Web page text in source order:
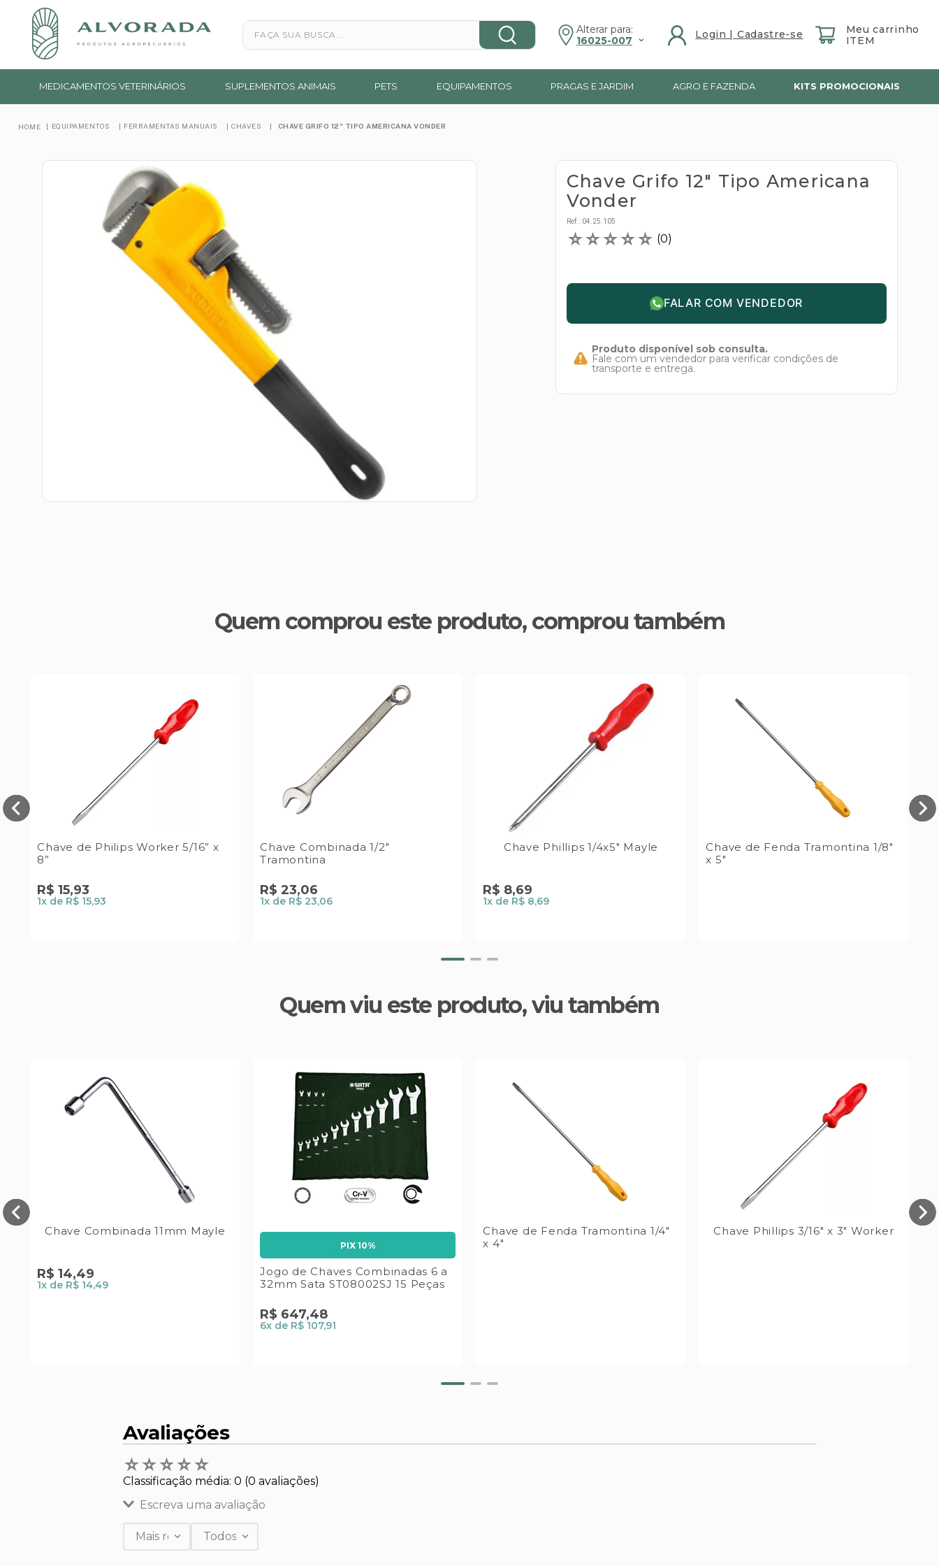
Faça sua busca...
Alterar para:
16025-007
MEDICAMENTOS VETERINÁRIOS SUPLEMENTOS ANIMAIS PETS EQUIPAMENTOS PRAGAS E JARDIM AGRO E FAZENDA KITS PROMOCIONAIS
EQUIPAMENTOS FERRAMENTAS MANUAIS CHAVES CHAVE GRIFO 12" TIPO AMERICANA VONDER
Chave Grifo 12" Tipo Americana
Vonder
Ref: : 04.25.105
☆☆☆☆☆ (0)
FALAR COM VENDEDOR
Produto disponível sob consulta.
Fale com um vendedor para verificar condições de
transporte e entrega.
Quem comprou este produto, comprou também
Chave de Philips Worker 5/16” x
8”
R$ 15,93
1x de R$ 15,93
Chave Combinada 1/2"
Tramontina
R$ 23,06
1x de R$ 23,06
Chave Phillips 1/4x5" Mayle
R$ 8,69
1x de R$ 8,69
Chave de Fenda Tramontina 1/8"
x 5"
Quem viu este produto, viu também
Chave Combinada 11mm Mayle
R$ 14,49
1x de R$ 14,49
PIX 10%
Jogo de Chaves Combinadas 6 a
32mm Sata ST08002SJ 15 Peças
R$ 647,48
6x de R$ 107,91
Chave de Fenda Tramontina 1/4"
x 4"
Chave Phillips 3/16" x 3" Worker
Avaliações
☆☆☆☆☆
Classificação média: 0 (0 avaliações)
Escreva uma avaliação
Mais recentesTodos